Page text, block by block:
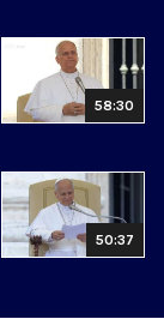
58:30
50:37